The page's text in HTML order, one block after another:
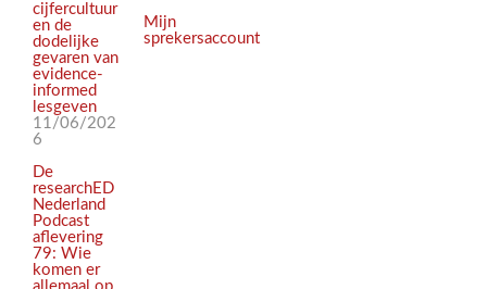
cijfercultuur
en de
dodelijke
gevaren van
evidence-
informed
lesgeven
11/06/202
6
De
researchED
Nederland
Podcast
aflevering
79: Wie
komen er
Mijn
sprekersaccount